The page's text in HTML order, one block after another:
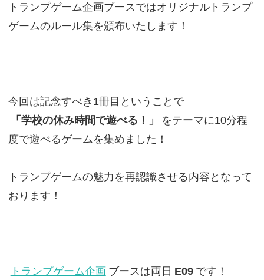
トランプゲーム企画ブースではオリジナルトランプ
ゲームのルール集を頒布いたします！
今回は記念すべき1冊目ということで
「学校の休み時間で遊べる！」
をテーマに10分程
度で遊べるゲームを集めました！
トランプゲームの魅力を再認識させる内容となって
おります！
トランプゲーム企画 ブースは両日 E09 です！